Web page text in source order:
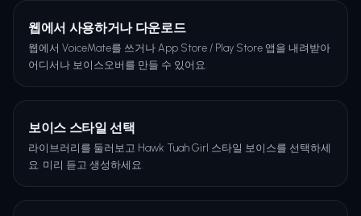
웹에서 사용하거나 다운로드
웹에서 VoiceMate를 쓰거나 App Store / Play Store 앱을 내려받아
어디서나 보이스오버를 만들 수 있어요.
보이스 스타일 선택
라이브러리를 둘러보고 Hawk Tuah Girl 스타일 보이스를 선택하세
요. 미리 듣고 생성하세요.